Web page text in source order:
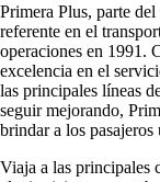
Primera Plus, parte
referente en el
operaciones en 1991.
excelencia en el
las principales líneas
seguir mejorando,
brindar a los
Viaja a las principales